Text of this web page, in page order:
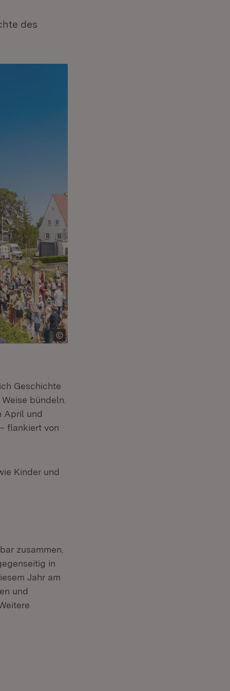
des
Geschichte
bündeln.
April und
flankiert von
Kinder und
zusammen.
in
Jahr am
und
in neuem Fenster)
Weitere